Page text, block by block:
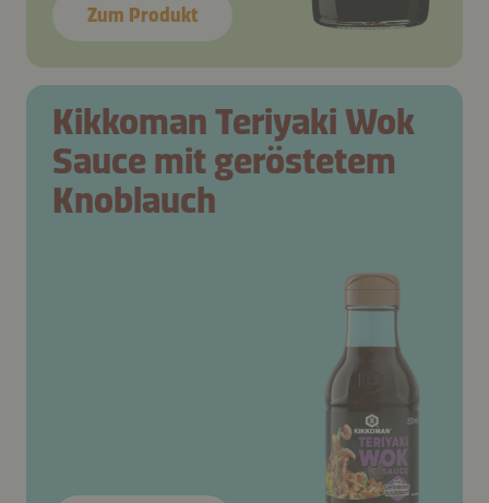
Zum Produkt
Kikkoman Teriyaki Wok
Sauce mit geröstetem
Knoblauch